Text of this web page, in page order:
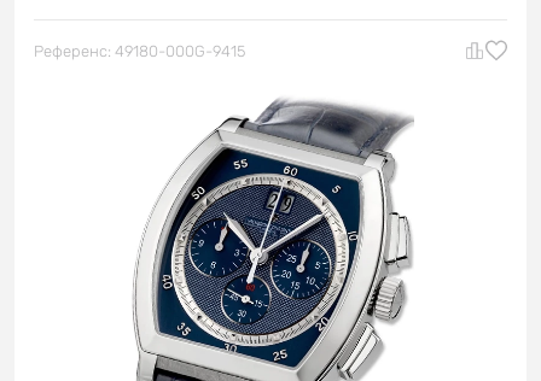
Референс: 49180-000G-9415